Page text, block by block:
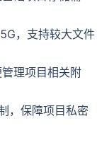
，支持较大文件
理项目相关附
，保障项目私密